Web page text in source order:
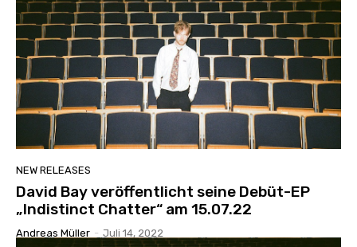
NEW RELEASES
David Bay veröffentlicht seine Debüt-EP
„Indistinct Chatter“ am 15.07.22
Andreas Müller - Juli 14, 2022